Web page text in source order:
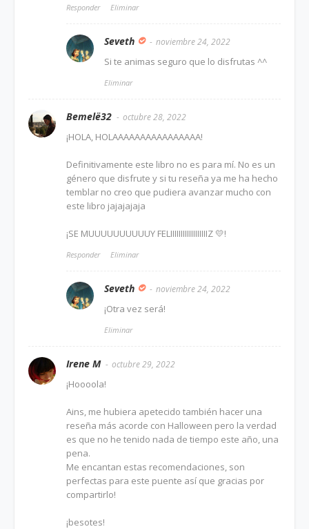
Responder Eliminar
Seveth noviembre 24, 2022
Si te animas seguro que lo disfrutas ^^
Eliminar
Bemelë32 octubre 28, 2022
¡HOLA, HOLAAAAAAAAAAAAAAAA!
Definitivamente este libro no es para mí. No es un
género que disfrute y si tu reseña ya me ha hecho
temblar no creo que pudiera avanzar mucho con
este libro jajajajaja
¡SE MUUUUUUUUUUY FELIIIIIIIIIIIIIIIIIIZ 💛!
Responder Eliminar
Seveth noviembre 24, 2022
¡Otra vez será!
Eliminar
Irene M octubre 29, 2022
¡Hoooola!
Ains, me hubiera apetecido también hacer una
reseña más acorde con Halloween pero la verdad
es que no he tenido nada de tiempo este año, una
pena.
Me encantan estas recomendaciones, son
perfectas para este puente así que gracias por
compartirlo!
¡besotes!